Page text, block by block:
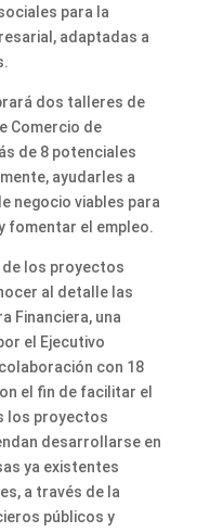
para la
adaptadas a
dos talleres de
Comercio de
de 8 potenciales
ayudarles a
negocio viables para
fomentar el empleo.
de los proyectos
al detalle las
Financiera, una
el Ejecutivo
con 18
el fin de facilitar el
los proyectos
desarrollarse en
ya existentes
a través de la
públicos y